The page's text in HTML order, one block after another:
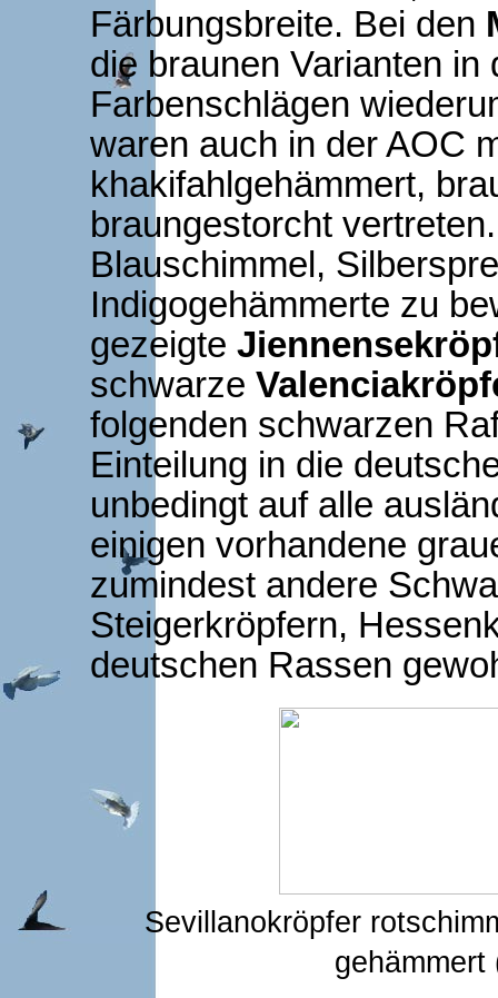
Färbungsbreite. Bei den
die braunen Varianten in
Farbenschlägen
waren auch in der AOC
khakifahlgehämmert,
braungestorcht
Blauschimmel,
Indigogehämmerte zu
gezeigte
schwarze
folgenden schwarzen
Einteilung in die
unbedingt auf alle
einigen vorhandene
zumindest andere
Steigerkröpfern,
deutschen Rassen
Sevillanokröpfer
gehämmert